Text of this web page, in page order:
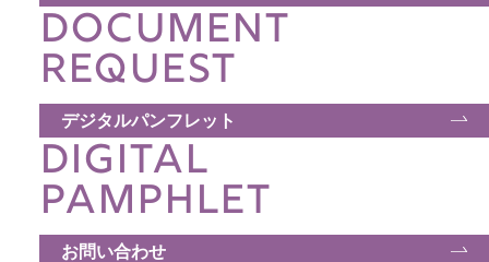
DOCUMENT
REQUEST
デジタルパンフレット
DIGITAL
PAMPHLET
お問い合わせ